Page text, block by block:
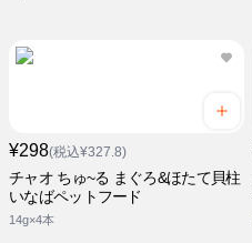
¥298(税込¥327.8)
チャオ ちゅ~る まぐろ&ほたて貝柱
いなばペットフード
14g×4本